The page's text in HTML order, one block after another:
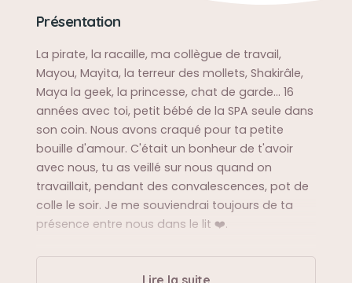
Présentation
La pirate, la racaille, ma collègue de travail,
Mayou, Mayita, la terreur des mollets, Shakirâle,
Maya la geek, la princesse, chat de garde... 16
années avec toi, petit bébé de la SPA seule dans
son coin. Nous avons craqué pour ta petite
bouille d'amour. C'était un bonheur de t'avoir
avec nous, tu as veillé sur nous quand on
travaillait, pendant des convalescences, pot de
colle le soir. Je me souviendrai toujours de ta
présence entre nous dans le lit ❤️.
Lire la suite